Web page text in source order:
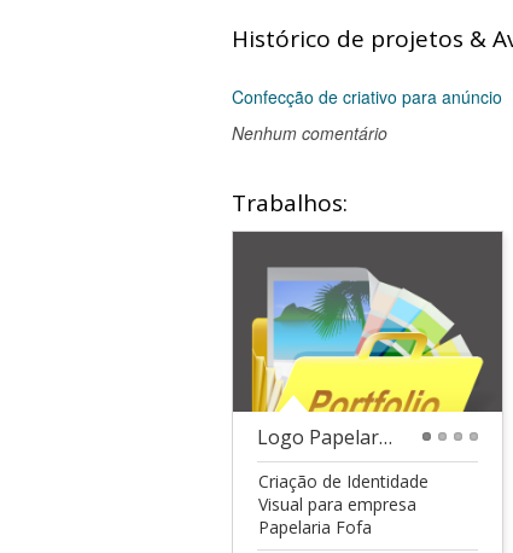
Histórico de projetos &
Confecção de criativo para anúncio
Nenhum comentário
Trabalhos:
Logo Papelaria Fofa
Criação de Identidade
Visual para empresa
Papelaria Fofa